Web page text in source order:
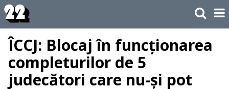
ÎCCJ: Blocaj în funcționarea
completurilor de 5
judecători care nu-și pot